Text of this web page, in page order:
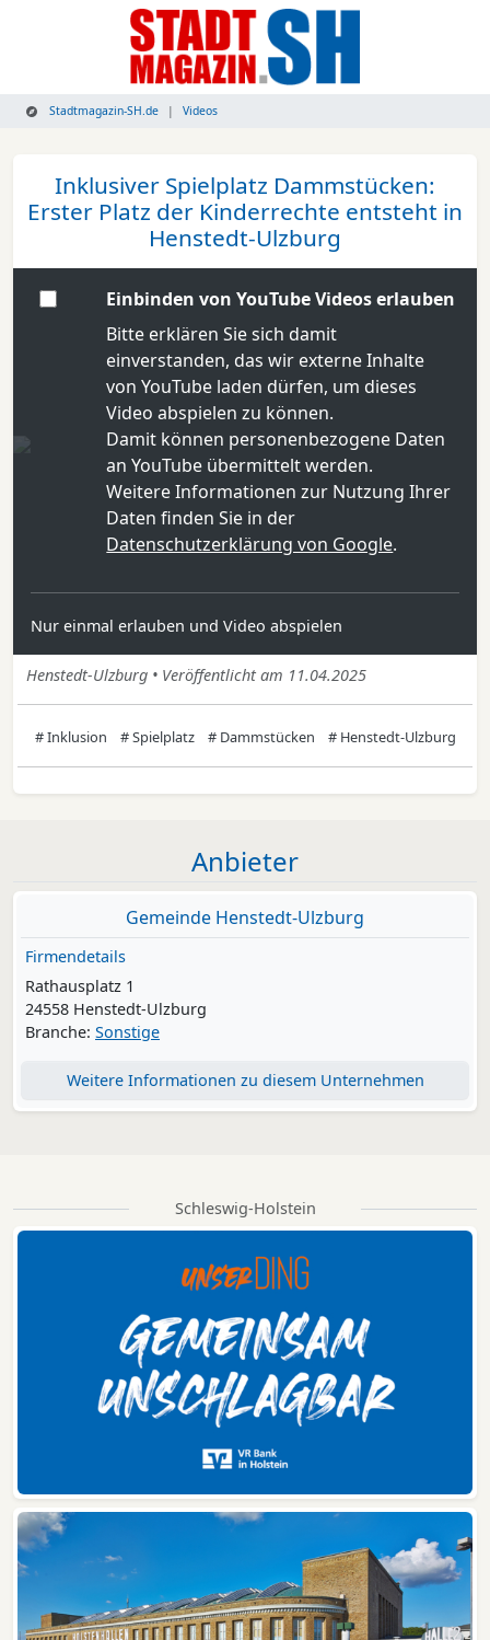
Stadtmagazin-SH.de Videos
Inklusiver Spielplatz Dammstücken:
Erster Platz der Kinderrechte entsteht in
Henstedt-Ulzburg
Einbinden von YouTube Videos erlauben
Bitte erklären Sie sich damit
einverstanden, das wir externe Inhalte
von YouTube laden dürfen, um dieses
Video abspielen zu können.
Damit können personenbezogene Daten
an YouTube übermittelt werden.
Weitere Informationen zur Nutzung Ihrer
Daten finden Sie in der
Datenschutzerklärung von Google.
Nur einmal erlauben und Video abspielen
Henstedt-Ulzburg • Veröffentlicht am 11.04.2025
# Inklusion # Spielplatz # Dammstücken # Henstedt-Ulzburg
Anbieter
Gemeinde Henstedt-Ulzburg
Firmendetails
Rathausplatz 1
24558 Henstedt-Ulzburg
Branche: Sonstige
Weitere Informationen zu diesem Unternehmen
Schleswig-Holstein